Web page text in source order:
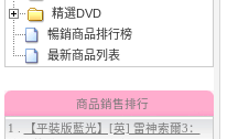
精選DVD
暢銷商品排行榜
最新商品列表
商品銷售排行
1 .
【平裝版藍光】[英] 雷神索爾3：